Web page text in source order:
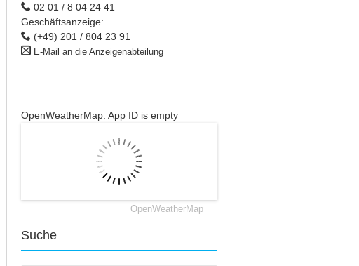
02 01 / 8 04 24 41
Geschäftsanzeige:
(+49) 201 / 804 23 91
E-Mail an die Anzeigenabteilung
OpenWeatherMap: App ID is empty
OpenWeatherMap
Suche